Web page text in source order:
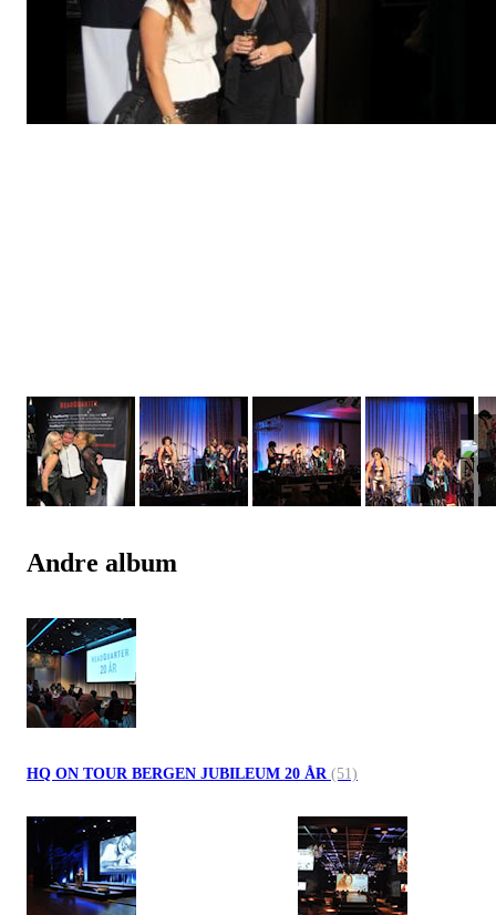
Andre album
HQ ON TOUR BERGEN JUBILEUM 20 ÅR (51)